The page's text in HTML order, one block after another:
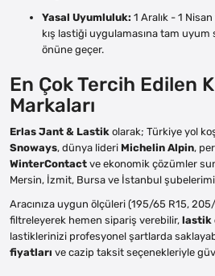
Yasal Uyumluluk: 1 Aralık - 1
kış lastiği uygulamasına tam uyum
önüne geçer.
En Çok Tercih Edilen
Markaları
Erlas Jant & Lastik olarak; Türkiye yol
Snoways, dünya lideri Michelin Alpin,
WinterContact ve ekonomik çözümler
Mersin, İzmit, Bursa ve İstanbul
Aracınıza uygun ölçüleri (195/65 R15,
filtreleyerek hemen sipariş verebilir, lastik
lastiklerinizi profesyonel şartlarda
fiyatları ve cazip taksit seçenekleriyle